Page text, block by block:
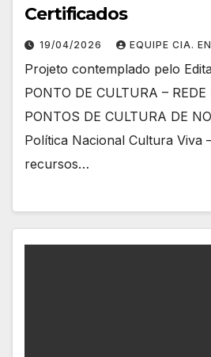
Certificados
19/04/2026 EQUIPE CIA.
Projeto contemplado pelo
PONTO DE CULTURA –
PONTOS DE CULTURA DE
Política Nacional Cultura Viva
recursos…